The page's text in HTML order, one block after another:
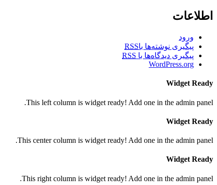
اطلاعات
ورود
پیگیری نوشته‌ها باRSS
پیگیری دیدگاه‌ها با RSS
WordPress.org
Widget Ready
This left column is widget ready! Add one in the admin panel.
Widget Ready
This center column is widget ready! Add one in the admin panel.
Widget Ready
This right column is widget ready! Add one in the admin panel.